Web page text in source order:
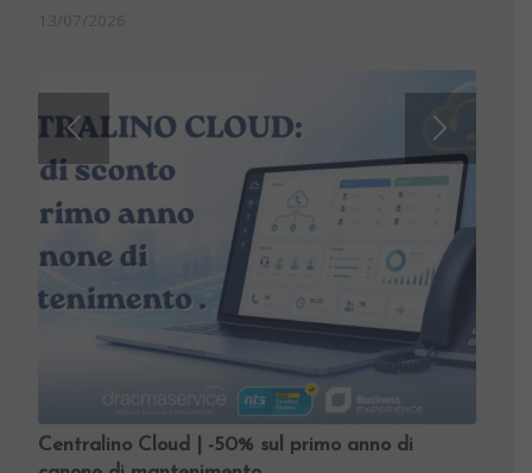
Centralino Cloud | -50% sul primo anno di